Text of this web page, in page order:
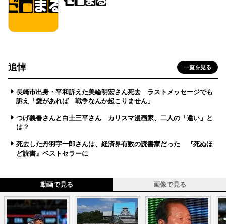
追悼 一覧を見る
長崎市出身・平和訴えた美輪明宏さん死去 ラストメッセージでも
訴え「愛があれば 戦争なんか起こりません」
つげ義春さんと白土三平さん カリスマ漫画家、二人の「違い」と
は？
死去した丹羽宇一郎さんは、経済界有数の読書家だった 『死ぬほ
ど読書』ベストセラーに
動画で見る 画像で見る